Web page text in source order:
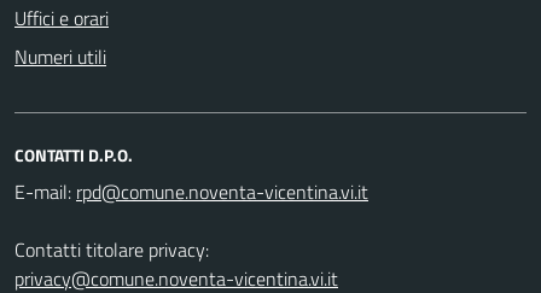
Uffici e orari
Numeri utili
CONTATTI D.P.O.
E-mail:
Contatti titolare privacy:
privacy@comune.noventa-vicentina.vi.it